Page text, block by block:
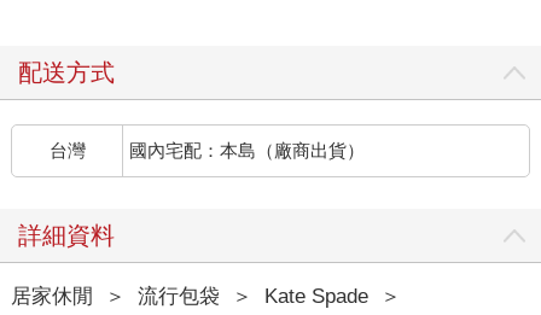
配送方式
台灣 國內宅配：本島（廠商出貨）
詳細資料
居家休閒 ＞ 流行包袋 ＞ Kate Spade
＞